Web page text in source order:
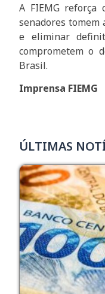
A FIEMG reforça
senadores tomem
e eliminar
comprometem o
Brasil.
Imprensa FIEMG
ÚLTIMAS